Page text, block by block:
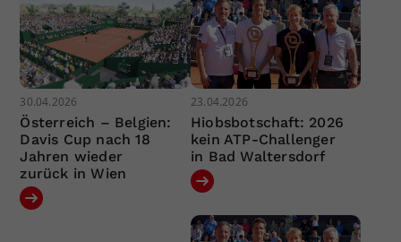
30.04.2026
Österreich – Belgien:
Davis Cup nach 18
Jahren wieder
zurück in Wien
23.04.2026
Hiobsbotschaft: 2026
kein ATP-Challenger
in Bad Waltersdorf